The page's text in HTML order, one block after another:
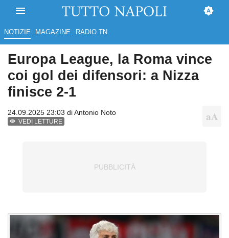
NOTIZIE MAGAZINE RADIO TN
Europa League, la Roma vince
coi gol dei difensori: a Nizza
finisce 2-1
24.09.2025 23:03 diAntonio Noto
VEDI LETTURE